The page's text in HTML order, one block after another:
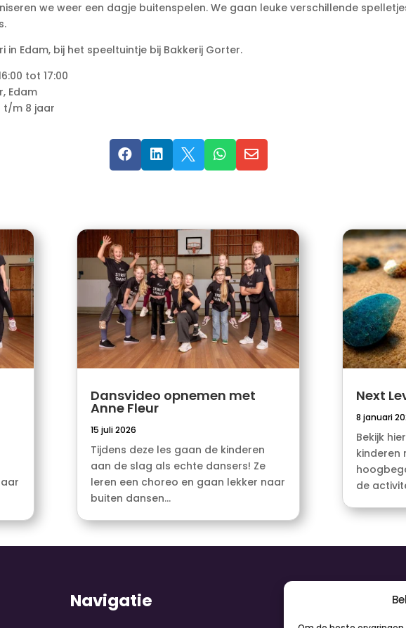
we weer een dagje buitenspelen. We gaan leuke verschillende
Edam, bij het speeltuintje bij Bakkerij Gorter.
tot 17:00
Edam
t/m 8 jaar
    
Dansvideo opnemen met
Anne Fleur
15 juli 2026
Tijdens deze les gaan de kinderen
aan de slag als echte dansers! Ze
leren een choreo en gaan lekker naar
buiten dansen...
Next
8 januari
Bekijk
kinderen
de
Navigatie Volg ons